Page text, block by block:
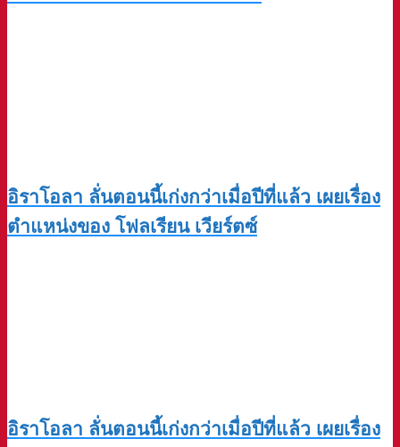
อิราโอลา ลั่นตอนนี้เก่งกว่าเมื่อปีที่แล้ว เผยเรื่อง
ตำแหน่งของ โฟลเรียน เวียร์ตซ์
อิราโอลา ลั่นตอนนี้เก่งกว่าเมื่อปีที่แล้ว เผยเรื่อง